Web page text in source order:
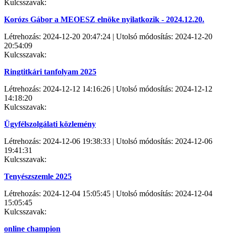
Kulcsszavak:
Korózs Gábor a MEOESZ elnöke nyilatkozik - 2024.12.20.
Létrehozás: 2024-12-20 20:47:24 | Utolsó módosítás: 2024-12-20
20:54:09
Kulcsszavak:
Ringtitkári tanfolyam 2025
Létrehozás: 2024-12-12 14:16:26 | Utolsó módosítás: 2024-12-12
14:18:20
Kulcsszavak:
Ügyfélszolgálati közlemény
Létrehozás: 2024-12-06 19:38:33 | Utolsó módosítás: 2024-12-06
19:41:31
Kulcsszavak:
Tenyészszemle 2025
Létrehozás: 2024-12-04 15:05:45 | Utolsó módosítás: 2024-12-04
15:05:45
Kulcsszavak:
online champion